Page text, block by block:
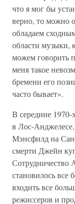
что я мог бы
верно, то можно
обладаем
области музыки,
можем говорить
меня такое
бремени его
часто бывает».
В середине
в Лос-
Мэнсфилд на
смерти Джейн
Сотрудничество
становилось все
входить все
режиссеров и